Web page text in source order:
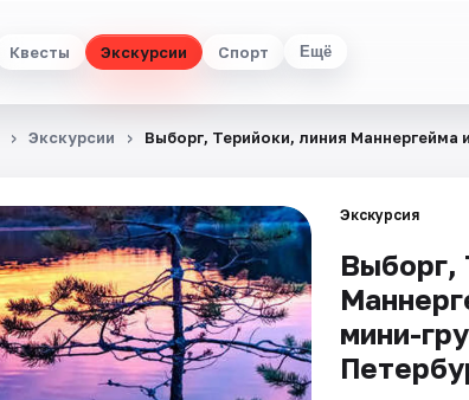
Квесты Экскурсии Спорт Ещё
Экскурсии Выборг, Терийоки, линия Маннергейма
Экскурсия
Выборг,
мини-